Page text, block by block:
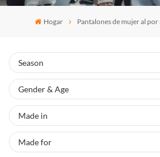
Hogar Pantalones de mujer al